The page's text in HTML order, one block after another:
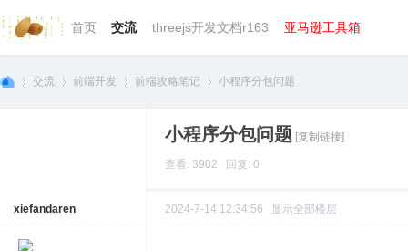
首页 交流 threejs开发文档r163 亚马逊工具箱
交流 前端开发 前端攻略笔记
›
小程序分包问题
小程序分包问题 [复制链接]
查看: 3902 回复: 0
xiefandaren 2024-7-14 12:34:56 显示全部楼层